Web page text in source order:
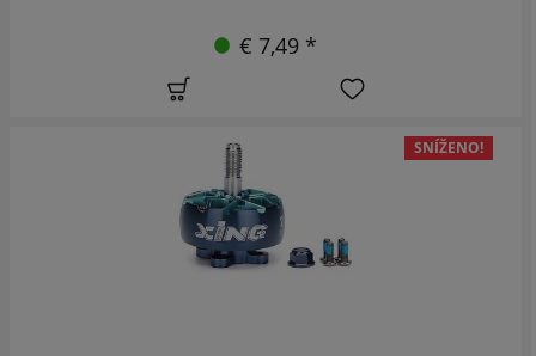
€ 7,49 *
SNÍŽENO!